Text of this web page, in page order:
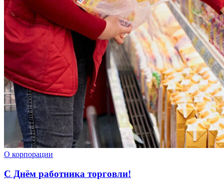
О корпорации
С Днём работника торговли!